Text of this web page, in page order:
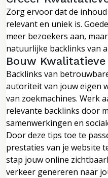
Zorg ervoor dat de
relevant en uniek is.
meer bezoekers aan,
natuurlijke backlinks van
Bouw
Backlinks van
autoriteit van jouw eigen
van zoekmachines. Werk
relevante backlinks door
samenwerkingen en
Door deze tips toe te
prestaties van je website
stap jouw online
verkeer genereren naar